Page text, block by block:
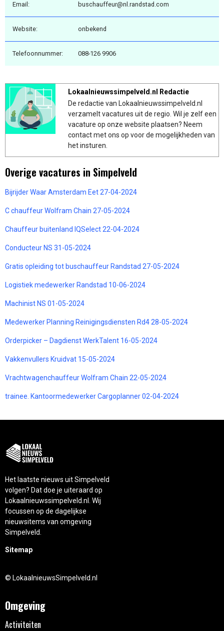
Email: buschauffeur@nl.randstad.com
Website: onbekend
Telefoonnummer: 088-126 9906
Lokaalnieuwssimpelveld.nl Redactie
De redactie van Lokaalnieuwssimpelveld.nl
verzamelt vacatures uit de regio. Wil je zelf een
vacature op onze website plaatsen? Neem
contact met ons op voor de mogelijkheden van
het insturen.
Overige vacatures in Simpelveld
Bijrijder Waar Amsterdam Eet 27-04-2024
C chauffeur Wolfram Chain 27-05-2024
Chauffeur buitenland IQSelect 22-04-2024
Conducteur NS 31-05-2024
Gratis opleiding tot buschauffeur Randstad 27-05-2024
Logistiek medewerker Randstad 10-06-2024
Machinist NS 01-05-2024
Medewerker Planning Reinigingsdiensten Rd4 28-05-2024
Orderpicker – Dagdienst WerkTalent 16-05-2024
Vakkenvullers Kruidvat 15-05-2024
Vrachtwagenchauffeur Wolfram Chain 22-05-2024
trainee. Kantoormedewerker Cargoplanner 02-04-2024
Het laatste nieuws uit Simpelveld
volgen? Dat doe je uiteraard op
Lokaalnieuwssimpelveld.nl. Wij
focussen op de dagelijkse
nieuwsitems van omgeving
Simpelveld.
Sitemap
© LokaalnieuwsSimpelveld.nl
Omgeving
Activiteiten